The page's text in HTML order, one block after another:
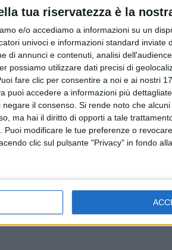
tua riservatezza è la
e/o accediamo a informazioni su un
univoci e informazioni standard inviate
di annunci e contenuti, analisi
possiamo utilizzare dati precisi di
fare clic per consentire a noi e ai nostri
puoi accedere a informazioni più
il consenso. Si rende noto che
ma hai il diritto di opporti a tale
modificare le tue preferenze o
clic sul pulsante "Privacy" in fondo